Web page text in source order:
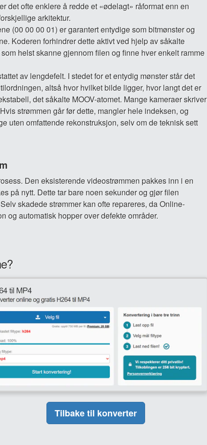
det ofte enklere å redde et «ødelagt» råformat enn en
arkitektur.
(00 00 00 01) er garantert entydige som bitmønster og
Koderen forhindrer dette aktivt ved hjelp av såkalte
helst skanne gjennom filen og finne hver enkelt ramme
av lengdefelt. I stedet for et entydig mønster står det
altså hvor hvilket bilde ligger, hvor langt det er
det såkalte MOOV-atomet. Mange kameraer skriver
strømmen går før dette, mangler hele indeksen, og
uten omfattende rekonstruksjon, selv om de teknisk sett
Den eksisterende videostrømmen pakkes inn i en
på nytt. Dette tar bare noen sekunder og gjør filen
skadede strømmer kan ofte repareres, da Online-
og automatisk hopper over defekte områder.
Tilbake til konverter